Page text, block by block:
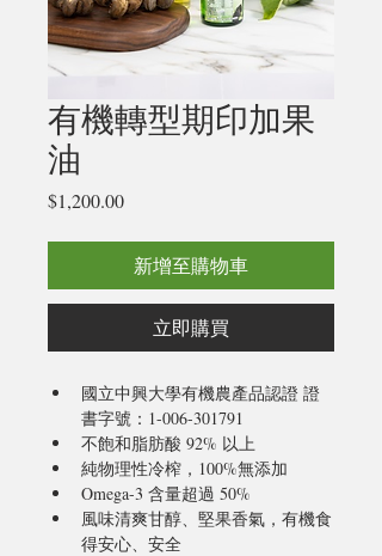
有機轉型期印加果
油
$1,200.00價
新增至購物車
立即購買
國立中興大學有機農產品認證 證
書字號：1-006-301791
不飽和脂肪酸 92% 以上
純物理性冷榨，100%無添加
Omega-3 含量超過 50%
風味清爽甘醇、堅果香氣，有機食
得安心、安全